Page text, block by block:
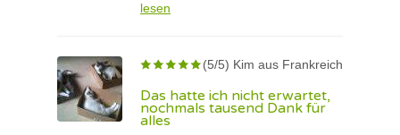
lesen
(5/5) Kim aus Frankreich
Das hatte ich nicht erwartet,
nochmals tausend Dank für
alles